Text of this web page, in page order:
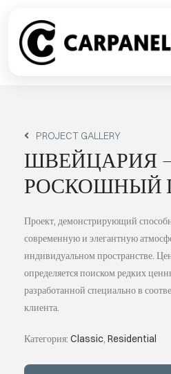
content
PROJECT GALLERY
ШВЕЙЦАРИЯ
РОСКОШНЫЙ
Проект, демонстрирующий
современную и элегантную
индивидуальном пространстве.
определяется поиском редких
разработанной специально в
клиента.
Категория: Classic, Residential